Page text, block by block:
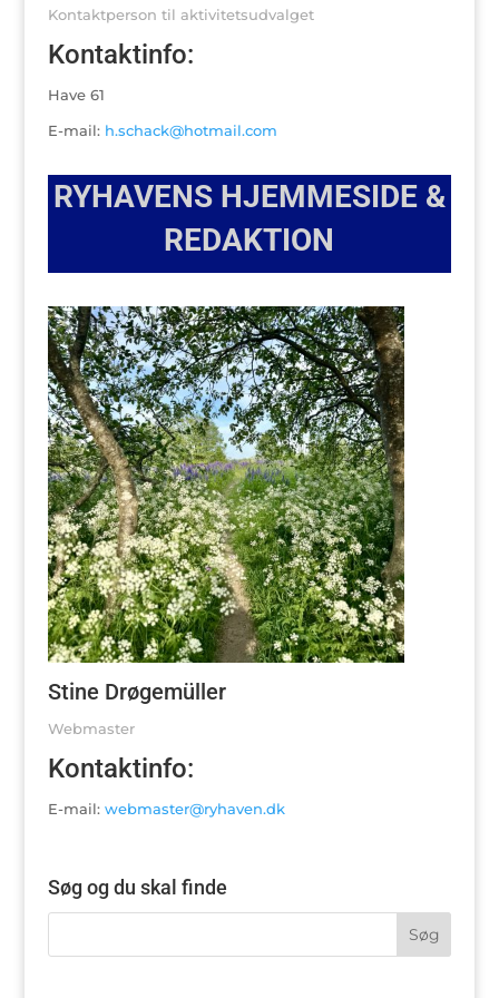
Kontaktperson til aktivitetsudvalget
Kontaktinfo:
Have 61
E-mail: h.schack@hotmail.com
RYHAVENS HJEMMESIDE &
REDAKTION
Stine Drøgemüller
Webmaster
Kontaktinfo:
E-mail: webmaster@ryhaven.dk
Søg og du skal finde